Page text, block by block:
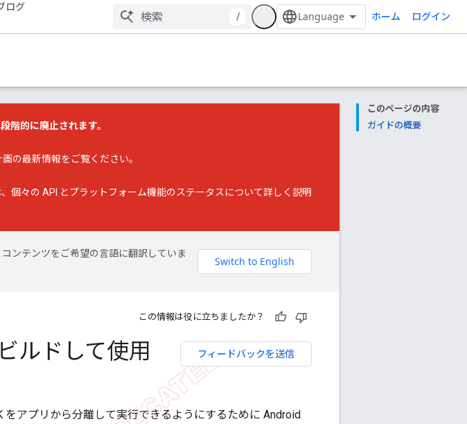
ログ
/ ホーム ログイン
このページの内容
ガイドの概要
階的に廃止されます。
の最新情報をご覧ください。
個々の API とプラットフォーム機能のステータスについて詳しく説明
ンテンツをご希望の言語に翻訳していま
この情報は役に立ちましたか？
フィードバックを送信
ルドして使用
をアプリから分離して実行できるようにするために Android